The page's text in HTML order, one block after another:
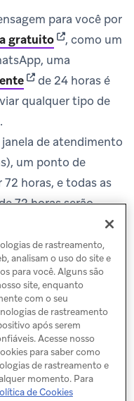
para você por
gratuito(opens in new
, como um
uma
(opens in new tab)
de 24 horas é
qualquer tipo de
de atendimento
um ponto de
horas, e todas as
72 horas serão
WhatsApp e
sistemas externos
de rastreamento,
analisam o uso do site e
para você. Alguns são
site, enquanto
com o seu
de rastreamento
após serem
Acesse nosso
para saber como
de rastreamento e
momento. Para
de Cookies